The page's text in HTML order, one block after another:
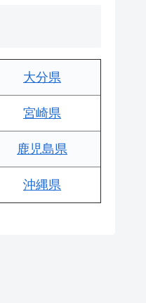
大分県
宮崎県
鹿児島県
沖縄県